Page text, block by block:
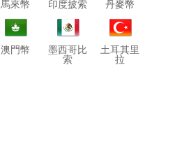
馬來幣 印度披索 丹麥幣
澳門幣
墨西哥比
索
土耳其里
拉